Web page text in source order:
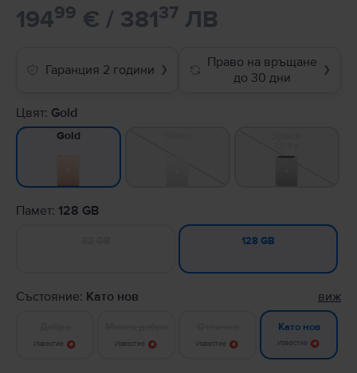
19499 € / 38137 ЛВ
Гаранция 2 години ❯
Право на връщане
до 30 дни
❯
Цвят: Gold
Gold
Памет: 128 GB
128 GB
Състояние: Като нов виж
Известие Известие Известие
Като нов
Известие